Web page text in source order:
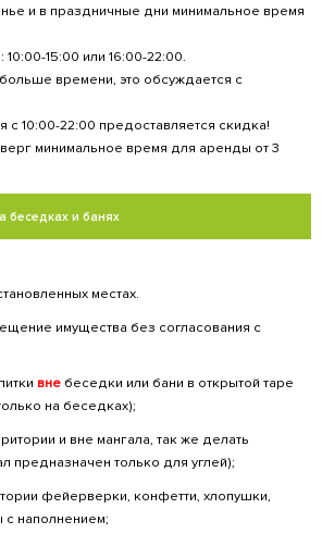
мусор в воду и в
расположены на
культура речи особенно в
отношение к сотрудникам
только с оборудованного
территории центра
абонемент на день, без
пн-вс
пол дня на пирсе, без
пн-вс
абонемент на день, с
матрасом